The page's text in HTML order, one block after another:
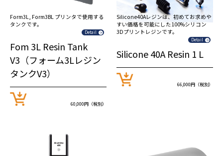
Form3L, Form3BL プリンタで使用する
タンクです。
Detail
Fom 3L Resin Tank
V3（フォーム3Lレジン
タンクV3）
60,000円（税別）
Silicone40Aレジンは、初めてお求めや
すい価格を可能にした100%シリコン
3Dプリントレジンです。
Detail
Silicone 40A Resin 1 L
66,000円（税別）